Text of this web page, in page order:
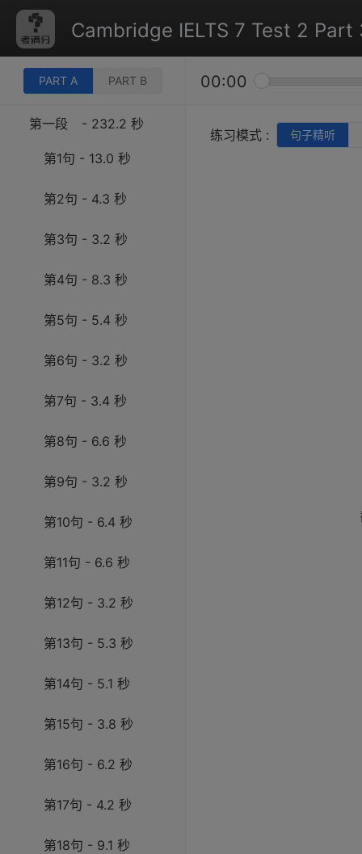
Cambridge IELTS 7 Test 2 Part
PART A PART B 00:00
第一段 - 232.2 秒
第1句 - 13.0 秒
第2句 - 4.3 秒
第3句 - 3.2 秒
第4句 - 8.3 秒
第5句 - 5.4 秒
第6句 - 3.2 秒
第7句 - 3.4 秒
第8句 - 6.6 秒
第9句 - 3.2 秒
第10句 - 6.4 秒
第11句 - 6.6 秒
第12句 - 3.2 秒
第13句 - 5.3 秒
第14句 - 5.1 秒
第15句 - 3.8 秒
第16句 - 6.2 秒
第17句 - 4.2 秒
第18句 - 9.1 秒
练习模式 : 句子精听